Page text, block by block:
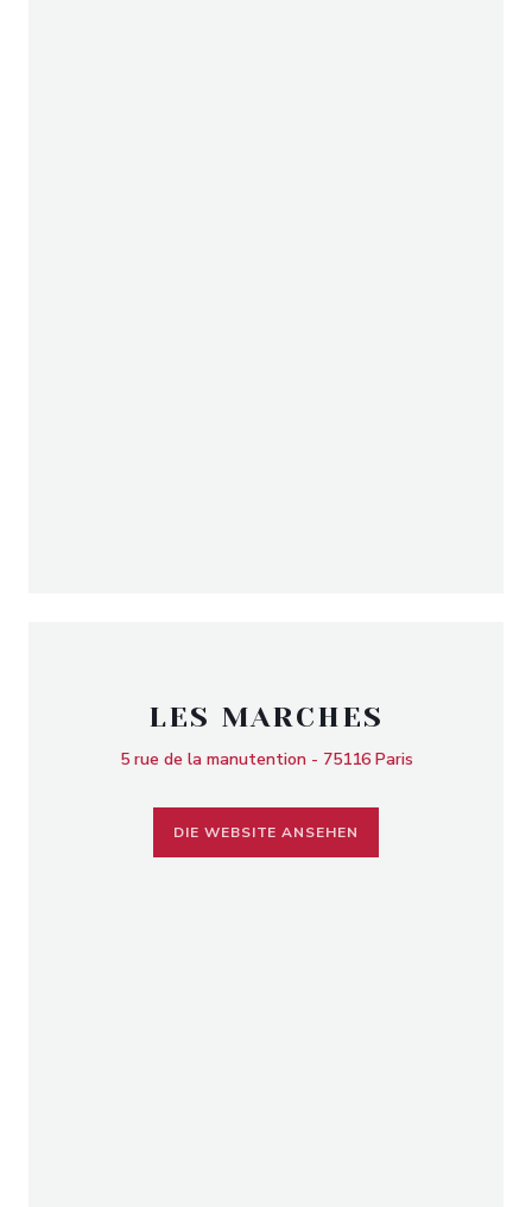
LES MARCHES
5 rue de la manutention - 75116 Paris
DIE WEBSITE ANSEHEN